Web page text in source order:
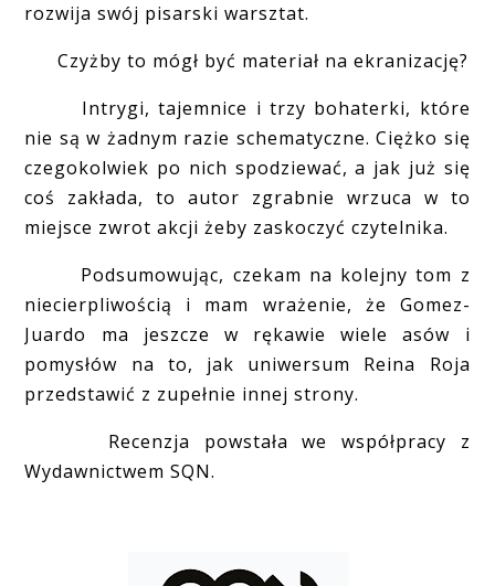
rozwija swój pisarski warsztat.
Czyżby to mógł być materiał na ekranizację?
Intrygi, tajemnice i trzy bohaterki, które
nie są w żadnym razie schematyczne. Ciężko się
czegokolwiek po nich spodziewać, a jak już się
coś zakłada, to autor zgrabnie wrzuca w to
miejsce zwrot akcji żeby zaskoczyć czytelnika.
Podsumowując, czekam na kolejny tom z
niecierpliwością i mam wrażenie, że Gomez-
Juardo ma jeszcze w rękawie wiele asów i
pomysłów na to, jak uniwersum Reina Roja
przedstawić z zupełnie innej strony.
Recenzja powstała we współpracy z
Wydawnictwem SQN.